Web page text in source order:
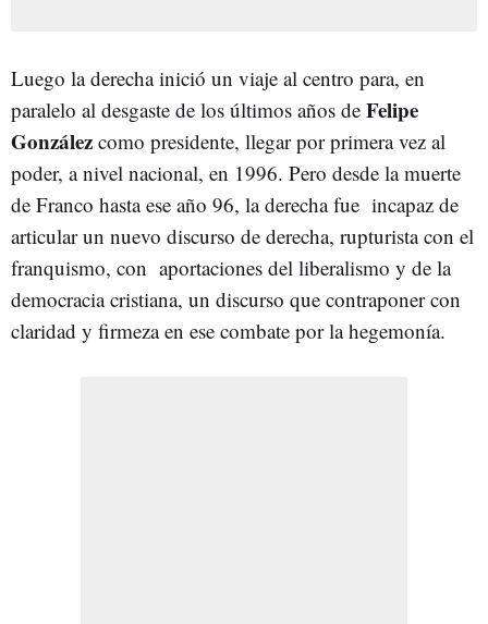
Luego la derecha inició un viaje al centro para, en
paralelo al desgaste de los últimos años de Felipe
González como presidente, llegar por primera vez al
poder, a nivel nacional, en 1996. Pero desde la muerte
de Franco hasta ese año 96, la derecha fue incapaz de
articular un nuevo discurso de derecha, rupturista con el
franquismo, con aportaciones del liberalismo y de la
democracia cristiana, un discurso que contraponer con
claridad y firmeza en ese combate por la hegemonía.